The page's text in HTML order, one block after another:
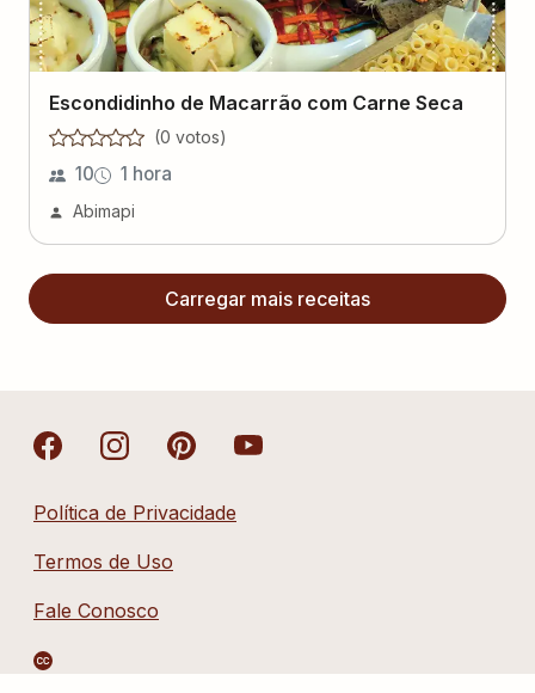
Escondidinho de Macarrão com Carne Seca
(0 votos)
10 1 hora
Abimapi
Carregar mais receitas
Política de Privacidade
Termos de Uso
Fale Conosco